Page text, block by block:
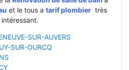
et le tous a tarif plombiertrès
intéressant.
SUR-AUVERS
SUR-OURCQ